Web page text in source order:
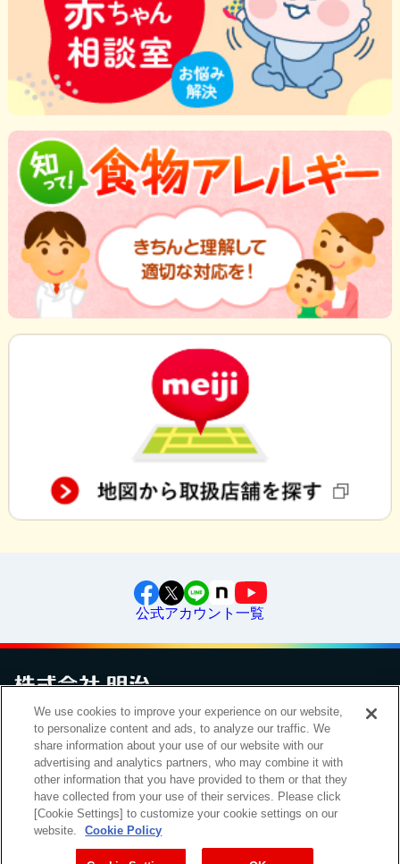
公式アカウント一覧
お問い合わせ サイトマップ個人情報保護について電子公告
アクセシビリティへの対応方針ご利用規約明治グループのDX
Cookie Settings
明治ホールディングス株式会社 （ ｜ 簡体 ）
Meiji Seika ファルマ株式会社
We use cookies to improve your experience on our website,
to personalize content and ads, to analyze our traffic. We
share information about your use of our website with our
advertising and analytics partners, who may combine it with
other information that you have provided to them or that they
have collected from your use of their services. Please click
[Cookie Settings] to customize your cookie settings on our
website.
Cookie Policy